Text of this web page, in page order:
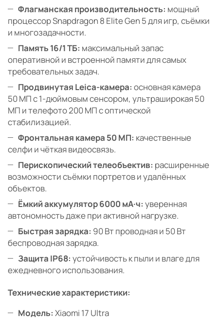
Флагманская производительность: мощный
процессор Snapdragon 8 Elite Gen 5 для игр, съёмки
и многозадачности.
Память 16/1 ТБ: максимальный запас
оперативной и встроенной памяти для самых
требовательных задач.
Продвинутая Leica-камера: основная камера
50 МП с 1-дюймовым сенсором, ультраширокая 50
МП и телефото 200 МП с оптической
стабилизацией.
Фронтальная камера 50 МП: качественные
селфи и чёткая видеосвязь.
Перископический телеобъектив: расширенные
возможности съёмки портретов и удалённых
объектов.
Ёмкий аккумулятор 6000 мА·ч: уверенная
автономность даже при активной нагрузке.
Быстрая зарядка: 90 Вт проводная и 50 Вт
беспроводная зарядка.
Защита IP68: устойчивость к пыли и влаге для
ежедневного использования.
Технические характеристики:
Модель: Xiaomi 17 Ultra